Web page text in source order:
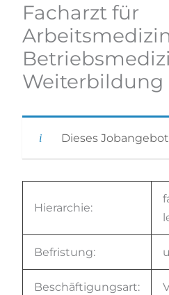
Facharzt für
Weiterbildung
Dieses
Hierarchie:
Befristung:
Beschäftigungsart: